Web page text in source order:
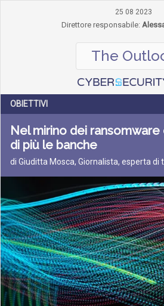
25 08 2023
Direttore responsabile:
The
OBIETTIVI
Nel mirino dei
di più le banche
di Giuditta Mosca, Giornalista, esperta di